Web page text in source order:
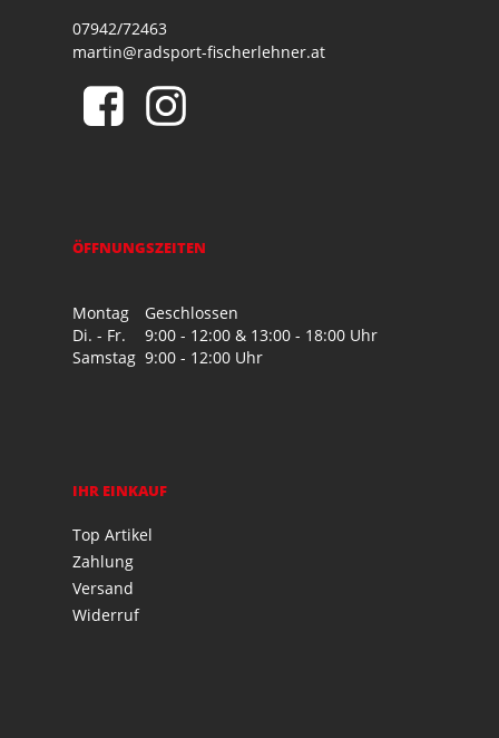
07942/72463
martin@radsport-fischerlehner.at
ÖFFNUNGSZEITEN
Montag
Geschlossen
Di. - Fr.
9:00 - 12:00 & 13:00 - 18:00 Uhr
Samstag 9:00 - 12:00 Uhr
IHR EINKAUF
Top Artikel
Zahlung
Versand
Widerruf